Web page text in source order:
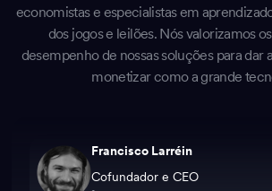
economistas e especialistas em
dos jogos e leilões. Nós valorizamos
desempenho de nossas soluções para dar
monetizar como a grande
Francisco Larréin
Cofundador e CEO